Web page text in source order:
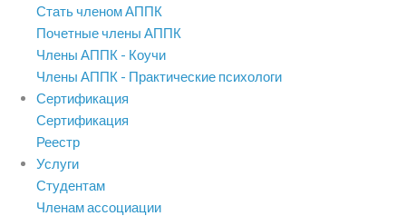
Стать членом АППК
Почетные члены АППК
Члены АППК - Коучи
Члены АППК - Практические психологи
Сертификация
Сертификация
Реестр
Услуги
Студентам
Членам ассоциации